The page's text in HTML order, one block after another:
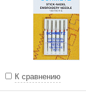
К сравнению